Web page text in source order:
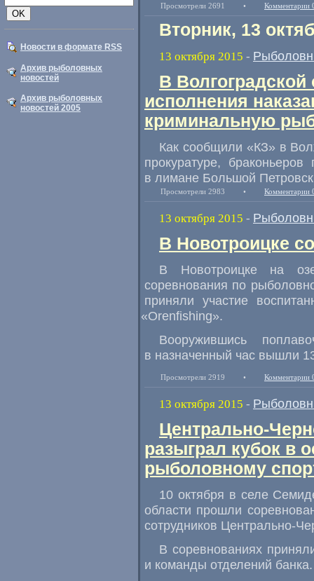
Новости в формате RSS
Архив рыболовных
новостей
Архив рыболовных
новостей 2005
Просмотрели 2691 • Комментарии
Вторник, 13
13 октября 2015 -
В
исполнения
криминальную
Как сообщили «КЗ» в
прокуратуре,
в лимане Большой
Просмотрели 2983 • Комментарии
13 октября 2015 -
В Новотроицке
В Новотроицке на
соревнования по
приняли участие
«Orenfishing».
Вооружившись
в назначенный час вышли
Просмотрели 2919 • Комментарии
13 октября 2015 -
Центрально-
разыграл кубок в
рыболовному
10 октября в селе
области прошли
сотрудников Центрально-
В соревнованиях
и команды отделений банка.